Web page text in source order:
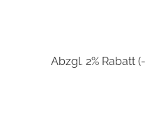
Abzgl. 2% Rabatt